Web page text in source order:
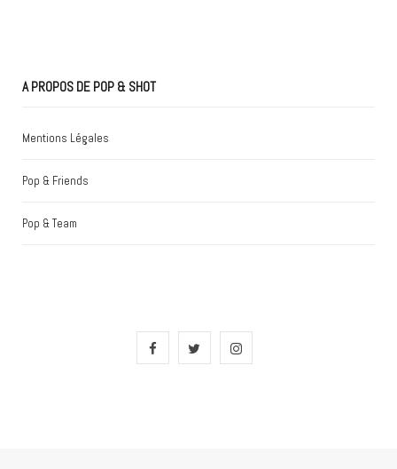
A PROPOS DE POP & SHOT
Mentions Légales
Pop & Friends
Pop & Team
F
I